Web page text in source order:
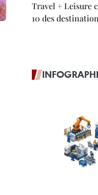
Travel + Leisure
10 des